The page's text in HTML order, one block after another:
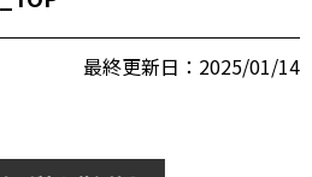
最終更新日：2025/01/14